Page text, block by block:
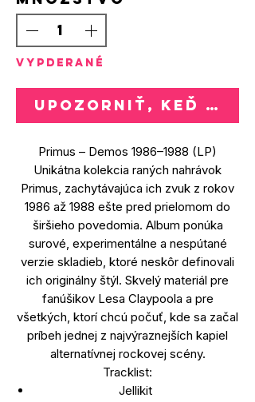
VYPDERANÉ
Upozorniť, keď
Primus – Demos 1986–1988 (LP)
Unikátna kolekcia raných nahrávok
Primus, zachytávajúca ich zvuk z rokov
1986 až 1988 ešte pred prielomom do
širšieho povedomia. Album ponúka
surové, experimentálne a nespútané
verzie skladieb, ktoré neskôr definovali
ich originálny štýl. Skvelý materiál pre
fanúšikov Lesa Claypoola a pre
všetkých, ktorí chcú počuť, kde sa začal
príbeh jednej z najvýraznejších kapiel
alternatívnej rockovej scény.
Tracklist:
Jellikit